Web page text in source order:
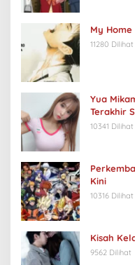
My
11280 Dilihat
Yua
Terakhir
10341 Dilihat
Kini
10316 Dilihat
Kisah
9562 Dilihat